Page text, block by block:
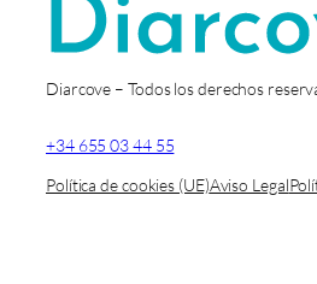
Diarcove – Todos los derechos
+34 655 03 44 55
Política de cookies (UE)Aviso Legal